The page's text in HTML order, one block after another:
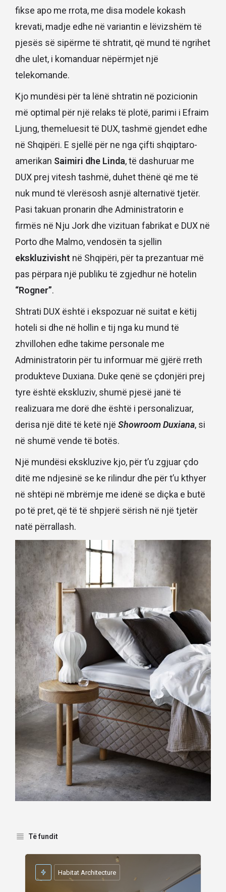
fikse apo me rrota, me disa modele kokash
krevati, madje edhe në variantin e lëvizshëm të
pjesës së sipërme të shtratit, që mund të ngrihet
dhe ulet, i komanduar nëpërmjet një
telekomande.
Kjo mundësi për ta lënë shtratin në pozicionin
më optimal për një relaks të plotë, parimi i Efraim
Ljung, themeluesit të DUX, tashmë gjendet edhe
në Shqipëri. E sjellë për ne nga çifti shqiptaro-
amerikan Saimiri dhe Linda, të dashuruar me
DUX prej vitesh tashmë, duhet thënë që me të
nuk mund të vlerësosh asnjë alternativë tjetër.
Pasi takuan pronarin dhe Administratorin e
firmës në Nju Jork dhe vizituan fabrikat e DUX në
Porto dhe Malmo, vendosën ta sjellin
ekskluzivisht në Shqipëri, për ta prezantuar më
pas përpara një publiku të zgjedhur në hotelin
“Rogner”.
Shtrati DUX është i ekspozuar në suitat e këtij
hoteli si dhe në hollin e tij nga ku mund të
zhvillohen edhe takime personale me
Administratorin për tu informuar më gjërë rreth
produkteve Duxiana. Duke qenë se çdonjëri prej
tyre është ekskluziv, shumë pjesë janë të
realizuara me dorë dhe është i personalizuar,
derisa një ditë të ketë një Showroom Duxiana, si
në shumë vende të botës.
Një mundësi ekskluzive kjo, për t’u zgjuar çdo
ditë me ndjesinë se ke rilindur dhe për t’u kthyer
në shtëpi në mbrëmje me idenë se diçka e butë
po të pret, që të të shpjerë sërish në një tjetër
natë përrallash.
Të fundit
Habitat Architecture